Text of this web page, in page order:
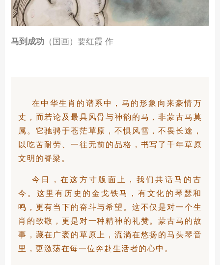
马到成功 （国画）要红霞 作
在中华生肖的谱系中，马的形象向来豪情万
丈，而若论及最具风骨与神韵的马，非蒙古马莫
属。它驰骋于苍茫草原，不惧风雪，不畏长途，
以吃苦耐劳、一往无前的品格，书写了千年草原
文明的脊梁。
今日，在这方寸版面上，我们共话马的古
今。这里有历史的金戈铁马，有文化的琴瑟和
鸣，更有当下的奋斗与希望。这不仅是对一个生
肖的致敬，更是对一种精神的礼赞。蒙古马的故
事，藏在广袤的草原上，流淌在悠扬的马头琴音
里，更激荡在每一位奔赴生活者的心中。